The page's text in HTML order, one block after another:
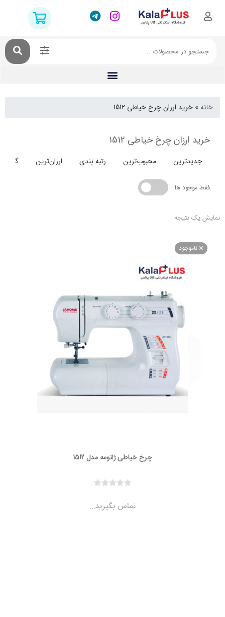
خرید ارزان چرخ خیاطی 1512
چرخ خیاطی 1512
محبوب‌ترین رتبه بندی ارزان‌ترین گران‌ترین
ها:
نتیجه
چرخ خیاطی ژانومه مدل 1512
تماس بگیرید...